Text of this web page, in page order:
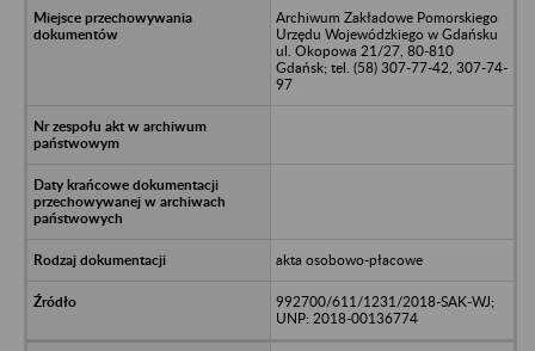
Archiwum Zakładowe Pomorskiego
Urzędu Wojewódzkiego w Gdańsku
ul. Okopowa 21/27, 80-810
Gdańsk; tel. (58) 307-77-42, 307-74-
97
akta osobowo-płacowe
992700/611/1231/2018-SAK-WJ;
UNP: 2018-00136774